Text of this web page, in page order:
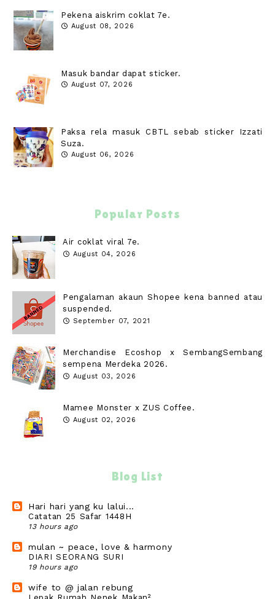
Pekena aiskrim coklat 7e.
August 08, 2026
Masuk bandar dapat sticker.
August 07, 2026
Paksa rela masuk CBTL sebab sticker Izzati
Suza.
August 06, 2026
Popular Posts
Air coklat viral 7e.
August 04, 2026
Pengalaman akaun Shopee kena banned atau
suspended.
September 07, 2021
Merchandise Ecoshop x SembangSembang
sempena Merdeka 2026.
August 03, 2026
Mamee Monster x ZUS Coffee.
August 02, 2026
Blog List
Hari hari yang ku lalui...
Catatan 25 Safar 1448H
13 hours ago
mulan ~ peace, love & harmony
DIARI SEORANG SURI
19 hours ago
wife to @ jalan rebung